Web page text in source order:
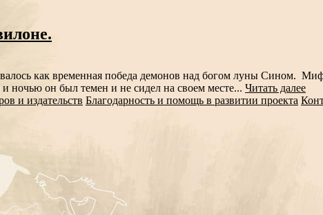
как временная победа демонов над богом луны Сином.
ночью он был темен и не сидел на своем месте... Читать далее
и издательств Благодарность и помощь в развитии проекта